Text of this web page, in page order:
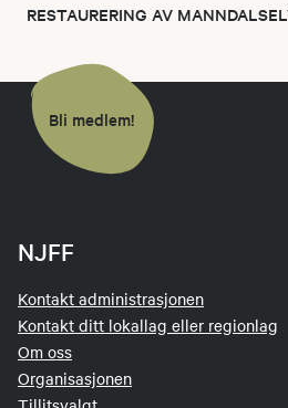
RESTAURERING AV
Bli medlem!
NJFF
Kontakt administrasjonen
Kontakt ditt lokallag eller regionlag
Om oss
Organisasjonen